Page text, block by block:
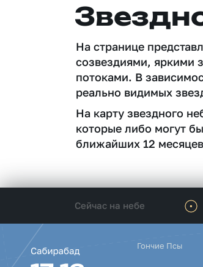
На странице
созвездиями, яркими
потоками. В
реально видимых
На карту звездного
которые либо могут
ближайших 12
Сейчас на небе